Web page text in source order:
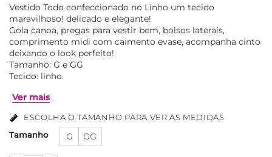
Vestido Todo confeccionado no Linho um tecido
maravilhoso! delicado e elegante!
Gola canoa, pregas para vestir bem, bolsos laterais,
comprimento midi com caimento evase, acompanha cinto
deixando o look perfeito!
Tamanho: G e GG
Tecido: linho.
ESCOLHA O TAMANHO PARA VER AS MEDIDAS
Tamanho G GG